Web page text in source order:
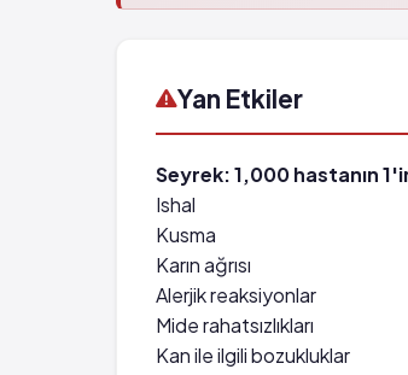
Yan Etkiler
Seyrek: 1,000 hastanın
Ishal
Kusma
Karın ağrısı
Alerjik reaksiyonlar
Mide rahatsızlıkları
Kan ile ilgili bozukluklar